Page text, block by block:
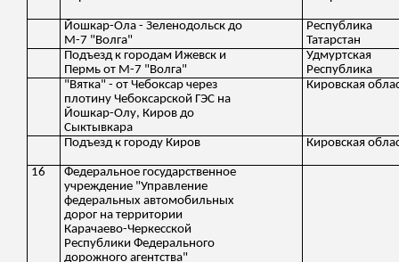
Йошкар-Ола - Зеленодольск до
М-7 "Волга"
Республика
Татарстан
Подъезд к городам Ижевск и
Пермь от М-7 "Волга"
Удмуртская
Республика
"Вятка" - от Чебоксар через
плотину Чебоксарской ГЭС на
Йошкар-Олу, Киров до
Сыктывкара
Кировская
Подъезд к городу Киров Кировская
16
Федеральное государственное
учреждение "Управление
федеральных автомобильных
дорог на территории
Карачаево-Черкесской
Республики Федерального
дорожного агентства"